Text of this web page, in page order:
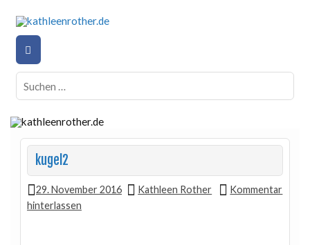
kugel2
29. November 2016 Kathleen Rother
Kommentar
hinterlassen